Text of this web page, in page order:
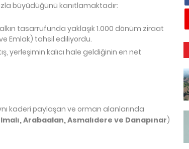
büyüdüğünü kanıtlamaktadır:
tasarrufunda yaklaşık 1.000 dönüm ziraat
Emlak) tahsil ediliyordu.
yerleşimin kalıcı hale geldiğinin en net
kaderi paylaşan ve orman alanlarında
Arabaalan, Asmalıdere ve Danapınar)